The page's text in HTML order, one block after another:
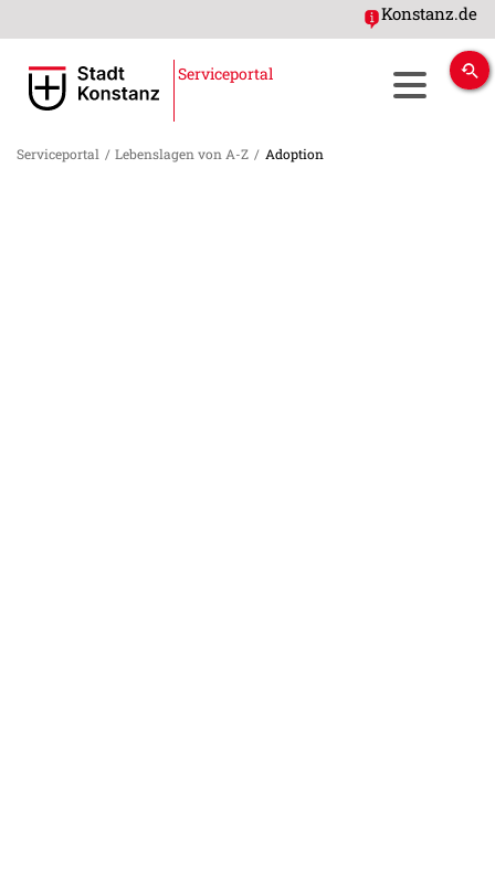
Konstanz.de
Serviceportal
Serviceportal / Lebenslagen von A-Z / Adoption